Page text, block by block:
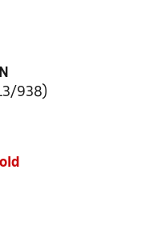
938)